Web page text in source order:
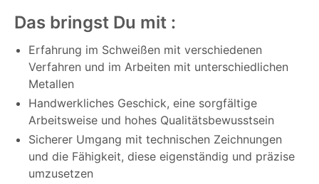
Das bringst Du mit :
Erfahrung im Schweißen mit verschiedenen
Verfahren und im Arbeiten mit unterschiedlichen
Metallen
Handwerkliches Geschick, eine sorgfältige
Arbeitsweise und hohes Qualitätsbewusstsein
Sicherer Umgang mit technischen Zeichnungen
und die Fähigkeit, diese eigenständig und präzise
umzusetzen